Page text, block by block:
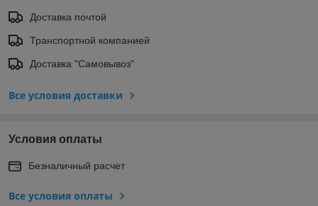
Доставка почтой
Транспортной компанией
Доставка "Самовывоз"
Все условия доставки
Условия оплаты
Безналичный расчет
Все условия оплаты